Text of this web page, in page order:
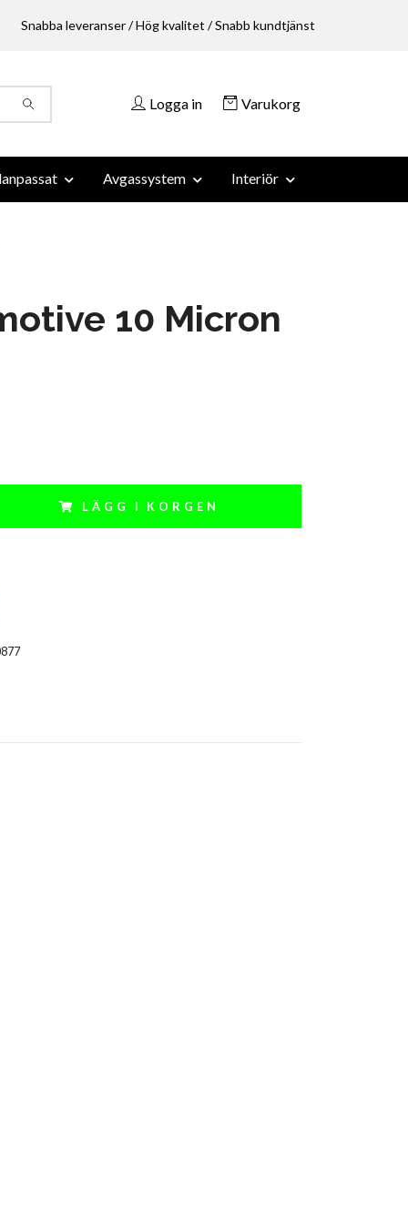
Snabba leveranser / Hög kvalitet / Snabb kundtjänst
Logga in Varukorg
Avgassystem Interiör
10 Micron
LÄGG I KORGEN